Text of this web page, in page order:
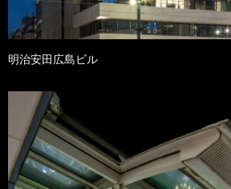
明治安田広島ビル